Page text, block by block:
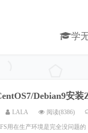
学
Debian9安装
LALA 阅读(8386)
用在生产环境是完全没问题